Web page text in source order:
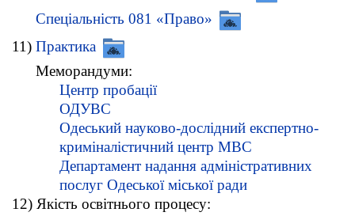
Спеціальність 081 «Право»
11) Практика
Меморандуми:
Центр пробації
ОДУВС
Одеський науково-дослідний експертно-
криміналістичний центр МВС
Департамент надання адміністративних
послуг Одеської міської ради
12) Якість освітнього процесу: